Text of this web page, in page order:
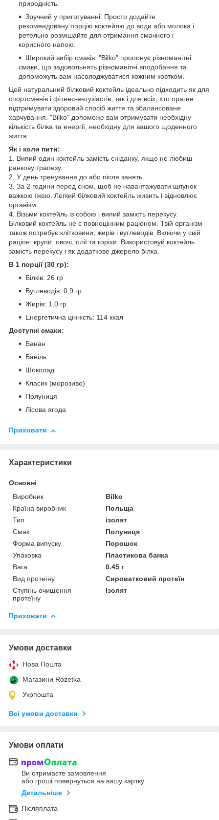
природність.
Зручний у приготуванні: Просто додайте
рекомендовану порцію коктейлю до води або молока і
ретельно розмішайте для отримання смачного і
корисного напою.
Широкий вибір смаків: "Bilko" пропонує різноманітні
смаки, що задовольнять різноманітні вподобання та
допоможуть вам насолоджуватися кожним ковтком.
Цей натуральний білковий коктейль ідеально підходить як для
спортсменів і фітнес-ентузіастів, так і для всіх, хто прагне
підтримувати здоровий спосіб життя та збалансоване
харчування. "Bilko" допоможе вам отримувати необхідну
кількість білка та енергії, необхідну для вашого щоденного
життя.
Як і коли пити:
1. Випий один коктейль замість сніданку, якщо не любиш
ранкову трапезу.
2. У день тренування до або після занять.
3. За 2 години перед сном, щоб не навантажувати шлунок
важкою їжею. Легкий білковий коктейль живить і відновлює
організм.
4. Візьми коктейль із собою і випий замість перекусу.
Білковий коктейль не є повноцінним раціоном. Твій організм
також потребує клітковини, жирів і вуглеводів. Включи у свій
раціон: крупи, овочі, олії та горіхи. Використовуй коктейль
замість перекусу і як додаткове джерело білка.
В 1 порції (30 гр):
Білків: 26 гр
Вуглеводів: 0,9 гр
Жирів: 1,0 гр
Енергетична цінність: 114 ккал
Доступні смаки:
Банан
Ваніль
Шоколад
Класик (морозиво)
Полуниця
Лісова ягода
Приховати
Характеристики
Основні
Виробник
Bilko
Країна виробник
Польща
Тип
ізолят
Смак
Полуниця
Форма випуску
Порошок
Упаковка
Пластикова банка
Вага
0.45 г
Вид протеїну
Сироватковий протеїн
Ступінь очищення
протеїну
Ізолят
Приховати
Умови доставки
Нова Пошта
Магазини Rozetka
Укрпошта
Всі умови доставки
Умови оплати
Ви отримаєте замовлення
або гроші повернуться на вашу картку
Детальніше
Післяплата